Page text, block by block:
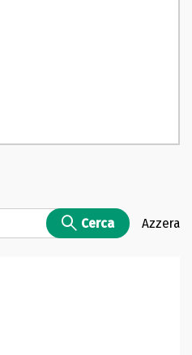
Cerca Azzera